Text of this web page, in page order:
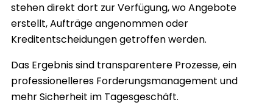
stehen direkt dort zur Verfügung, wo Angebote
erstellt, Aufträge angenommen oder
Kreditentscheidungen getroffen werden.
Das Ergebnis sind transparentere Prozesse, ein
professionelleres Forderungsmanagement und
mehr Sicherheit im Tagesgeschäft.